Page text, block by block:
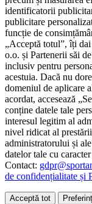
identificatorii
publicitare
funcție de
„Acceptă totul”, îți
o.o. și Partenerii săi
inclusiv pentru
acestuia. Dacă nu
domeniul de aplicare
acordat, accesează
conține datele tale
interesul legitim al
nivel ridicat al
administratorului și
datelor tale cu
Contact:
de confidențialitate și
Acceptă tot